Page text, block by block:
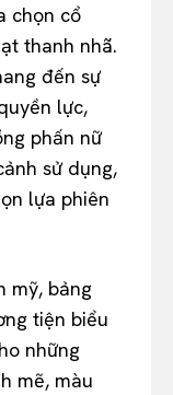
chọn cổ
thanh nhã.
đến sự
lực,
phấn nữ
sử dụng,
lựa phiên
mỹ, bảng
tiện biểu
những
mẽ, màu